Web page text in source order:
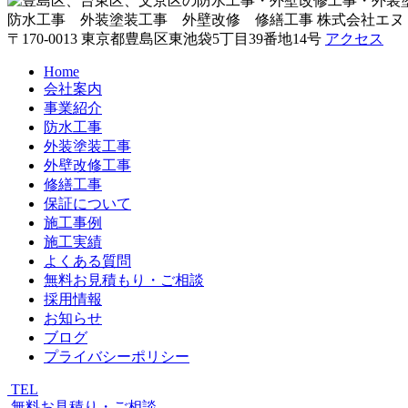
防水工事 外装塗装工事 外壁改修 修繕工事 株式会社エヌ
〒170-0013 東京都豊島区東池袋5丁目39番地14号 アクセス
Home
会社案内
事業紹介
防水工事
外装塗装工事
外壁改修工事
修繕工事
保証について
施工事例
施工実績
よくある質問
無料お見積もり・ご相談
採用情報
お知らせ
ブログ
プライバシーポリシー
TEL